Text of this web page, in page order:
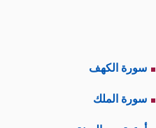
سورة الكهف
سورة الملك